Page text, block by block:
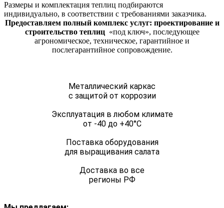
Размеры и комплектация теплиц подбираются
индивидуально, в соответствии с требованиями заказчика.
Предоставляем полный комплекс услуг: проектирование и
строительство теплиц«под ключ», последующее
агрономическое, техническое, гарантийное и
послегарантийное сопровождение.
Металлический каркас
с защитой от коррозии
Эксплуатация в любом климате
от -40 до +40°C
Поставка оборудования
для выращивания салата
Доставка во все
регионы РФ